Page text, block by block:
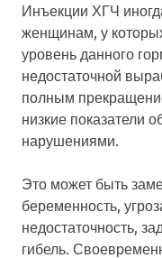
Инъекции ХГЧ
женщинам, у
уровень данного
недостаточной
полным
низкие показатели
нарушениями.
Это может быть
беременность,
недостаточность,
гибель.